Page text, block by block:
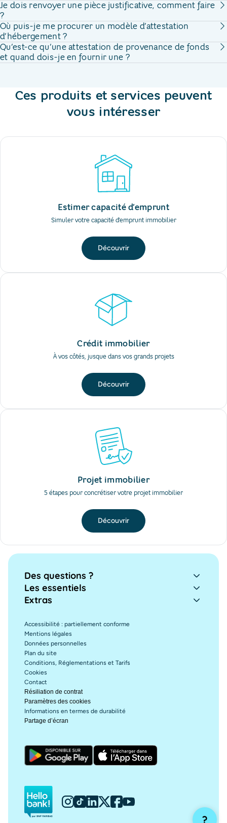
Je dois renvoyer une pièce justificative, comment faire
?
Où puis-je me procurer un modèle d’attestation
d’hébergement ?
Qu’est-ce qu’une attestation de provenance de fonds
et quand dois-je en fournir une ?
Ces produits et services peuvent
vous intéresser
Estimer capacité d’emprunt
Simuler votre capacité d’emprunt immobilier
Découvrir
Crédit immobilier
À vos côtés, jusque dans vos grands projets
Découvrir
Projet immobilier
5 étapes pour concrétiser votre projet immobilier
Découvrir
Des questions ?
Les essentiels
Extras
Accessibilité : partiellement conforme
Mentions légales
Données personnelles
Plan du site
Conditions, Réglementations et Tarifs
Cookies
Contact
Résiliation de contrat
Paramètres des cookies
Informations en termes de durabilité
Partage d’écran
?